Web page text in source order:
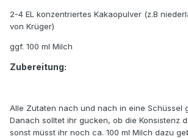
2-4 EL konzentriertes Kakaopulver (z.B
von Krüger)
ggf. 100 ml Milch
Zubereitung:
Alle Zutaten nach und nach in eine Schüssel
Danach solltet ihr gucken, ob die Konsistenz
sonst müsst ihr noch ca. 100 ml Milch dazu